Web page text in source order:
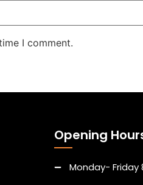
I comment.
Opening
Monday- Friday